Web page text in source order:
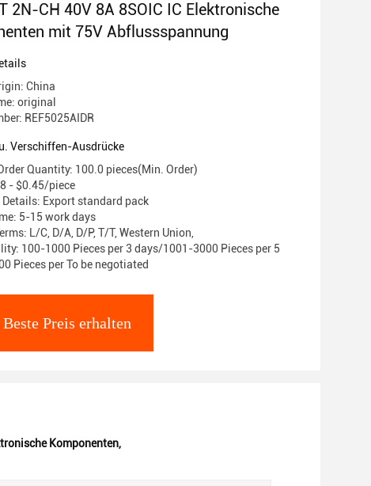
2N-CH 40V 8A 8SOIC IC Elektronische
mit 75V Abflussspannung
China
original
REF5025AIDR
Verschiffen-Ausdrücke
Quantity: 100.0 pieces(Min. Order)
- $0.45/piece
Details: Export standard pack
5-15 work days
L/C, D/A, D/P, T/T, Western Union,
100-1000 Pieces per 3 days/1001-3000 Pieces per 5
Pieces per To be negotiated
Beste Preis erhalten
Komponenten,